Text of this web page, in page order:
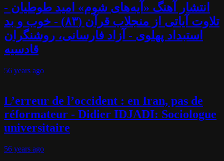
انتشار آهنگ «آیه‌های شوم» امید طوطیان -
تلاوت آیاتی از منجلاب قرآن (۸۳) - خوب و بد
استبداد پهلوی - آزاد فارسانی، روشنگران
قادسیه
56 years ago
L’erreur de l’occident : en Iran, pas de
réformateur - Didier IDJADI: Sociologue
universitaire
56 years ago